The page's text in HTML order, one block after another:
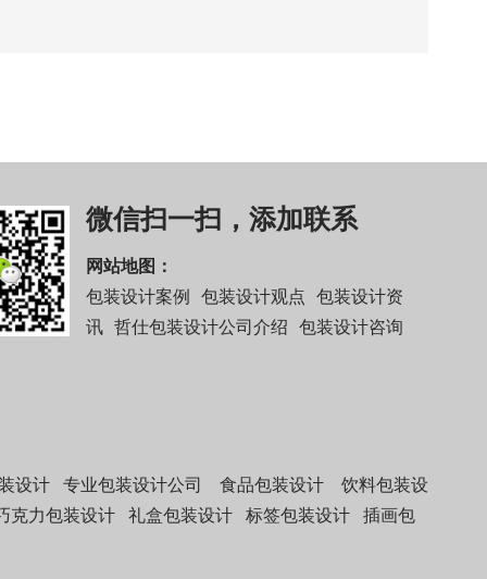
微信扫一扫，添加联系
网站地图：
包装设计案例
包装设计观点
包装设计资
讯
哲仕包装设计公司介绍 包装设计咨询
设计 专业包装设计公司 食品包装设计
饮料包装设
克力包装设计
礼盒包装设计 标签包装设计 插画包